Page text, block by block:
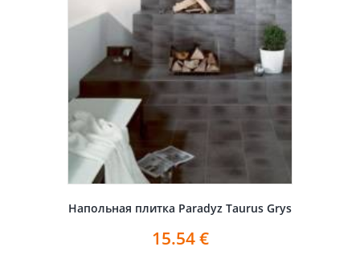
Напольная плитка Paradyz Taurus Grys
15.54€